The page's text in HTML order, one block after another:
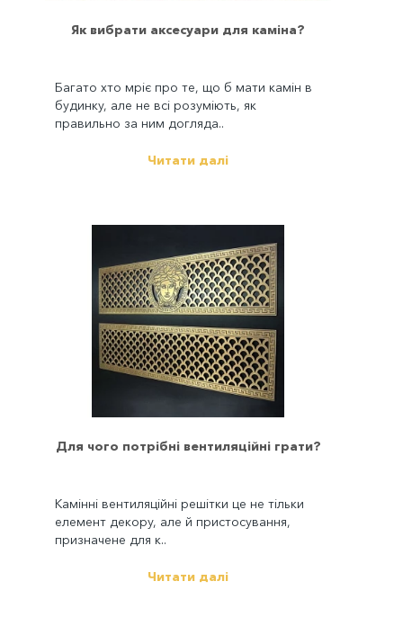
Як вибрати аксесуари для каміна?
Багато хто мріє про те, що б мати камін в
будинку, але не всі розуміють, як
правильно за ним догляда..
Читати далі
Для чого потрібні вентиляційні грати?
Камінні вентиляційні решітки це не тільки
елемент декору, але й пристосування,
призначене для к..
Читати далі